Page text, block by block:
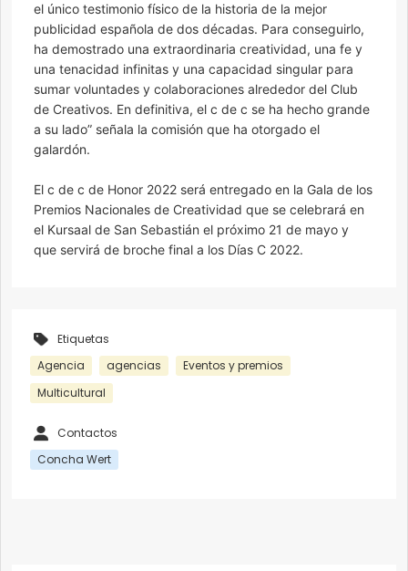
el único testimonio físico de la historia de la mejor
publicidad española de dos décadas. Para conseguirlo,
ha demostrado una extraordinaria creatividad, una fe y
una tenacidad infinitas y una capacidad singular para
sumar voluntades y colaboraciones alrededor del Club
de Creativos. En definitiva, el c de c se ha hecho grande
a su lado” señala la comisión que ha otorgado el
galardón.
El c de c de Honor 2022 será entregado en la Gala de los
Premios Nacionales de Creatividad que se celebrará en
el Kursaal de San Sebastián el próximo 21 de mayo y
que servirá de broche final a los Días C 2022.
Etiquetas
Agencia
agencias
Eventos y premios
Multicultural
Contactos
Concha Wert